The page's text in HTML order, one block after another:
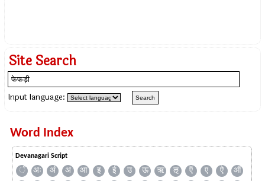
Site Search
Input language:
Word Index
Devanagari Script
ँ अः अं अ आ इ ई उ ऊ ऋ ऌ ऍ ए ऐ
ऑ